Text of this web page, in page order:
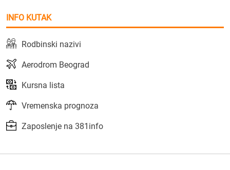
INFO KUTAK
Rodbinski nazivi
Aerodrom Beograd
Kursna lista
Vremenska prognoza
Zaposlenje na 381info